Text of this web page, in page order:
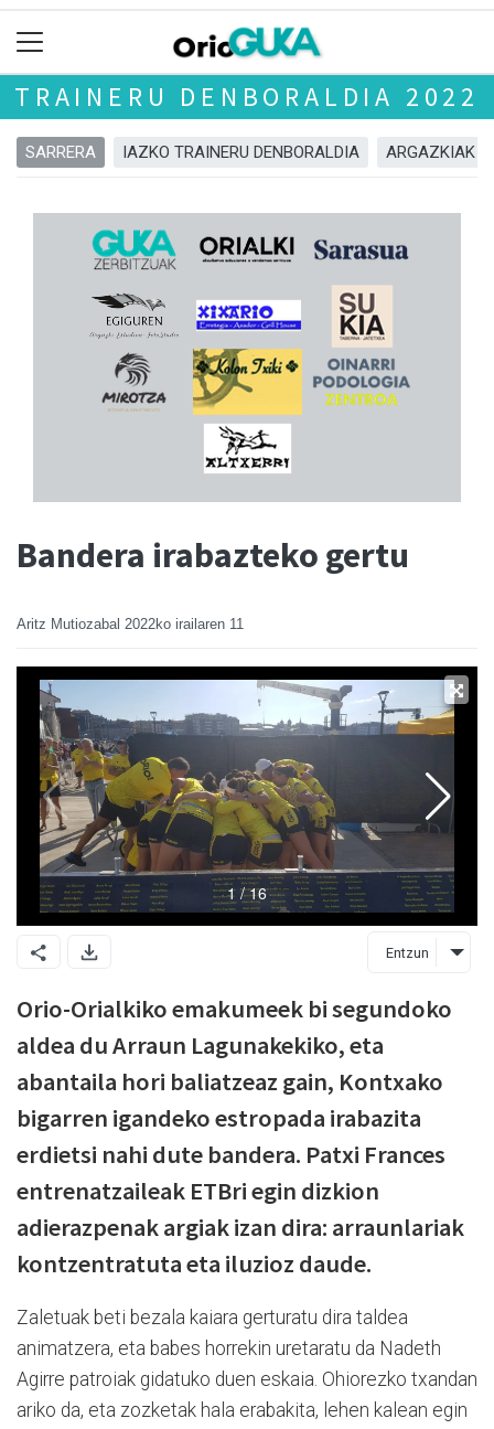
TRAINERU DENBORALDIA 2022
SARRERA IAZKO TRAINERU DENBORALDIA ARGAZKIAK
Bandera irabazteko gertu
Aritz Mutiozabal 2022ko irailaren 11
Entzun
Orio-Orialkiko emakumeek bi segundoko
aldea du Arraun Lagunakekiko, eta
abantaila hori baliatzeaz gain, Kontxako
bigarren igandeko estropada irabazita
erdietsi nahi dute bandera. Patxi Frances
entrenatzaileak ETBri egin dizkion
adierazpenak argiak izan dira: arraunlariak
kontzentratuta eta iluzioz daude.
Zaletuak beti bezala kaiara gerturatu dira taldea
animatzera, eta babes horrekin uretaratu da Nadeth
Agirre patroiak gidatuko duen eskaia. Ohiorezko txandan
ariko da, eta zozketak hala erabakita, lehen kalean egin